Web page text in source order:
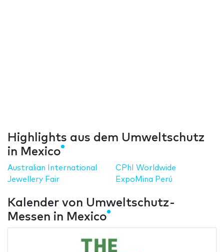
Highlights aus dem Umweltschutz
in Mexico
Australian International
Jewellery Fair
CPhI Worldwide
ExpoMina Perú
Kalender von Umweltschutz-
Messen in Mexico